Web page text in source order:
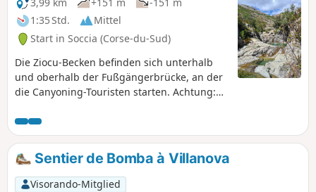
1:35 Std.
Mittel
Start in Soccia (Corse-du-Sud)
Die Ziocu-Becken befinden sich unterhalb
und oberhalb der Fußgängerbrücke, an der
die Canyoning-Touristen starten. Achtung:
unternommen werden, da es wie bei den
„Épisodes cévenols“ zu Hochwasser kommen
kann. Die Becken liegen auf einer Höhe von
etwa 1005 bis 1110 m.
Sentier de Bomba à Villanova
Visorando-Mitglied